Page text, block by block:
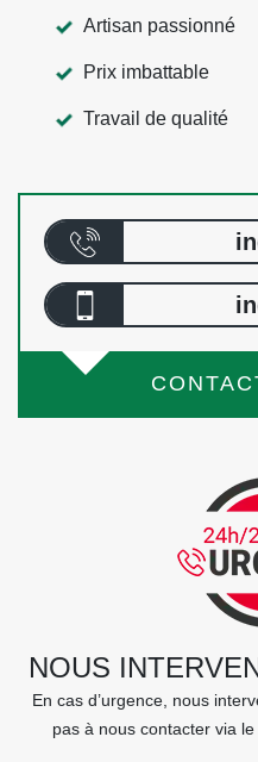
Artisan passionné
Prix imbattable
Travail de qualité
NOUS
En cas d’urgence, nous
pas à nous contacter via